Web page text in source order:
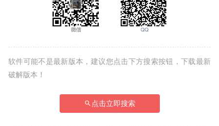
软件可能不是最新版本，建议您点击下方搜索按钮，下载最新
破解版本！
点击立即搜索